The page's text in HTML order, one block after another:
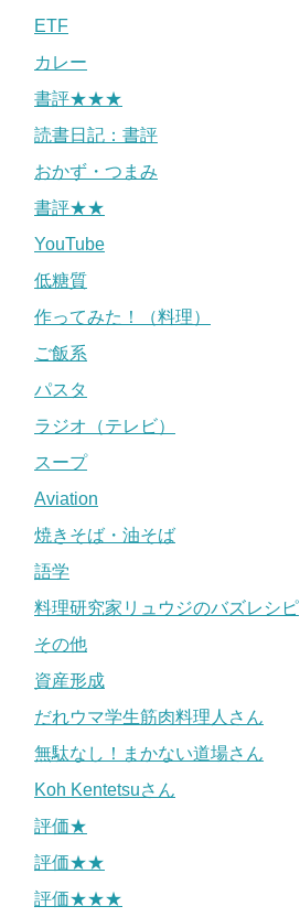
ETF
カレー
書評★★★
読書日記：書評
おかず・つまみ
書評★★
YouTube
低糖質
作ってみた！（料理）
ご飯系
パスタ
ラジオ（テレビ）
スープ
Aviation
焼きそば・油そば
語学
料理研究家リュウジのバズレシピ
その他
資産形成
だれウマ学生筋肉料理人さん
無駄なし！まかない道場さん
Koh Kentetsuさん
評価★
評価★★
評価★★★